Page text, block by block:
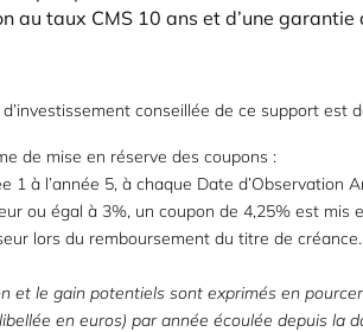
au taux CMS 10 ans et d’une
conseillée de ce support est
de mise en réserve des coupons :
1 à l’année 5, à chaque Date d’Observation
ou égal à 3%, un coupon de 4,25% est mis
lors du remboursement du titre de créance.
et le gain potentiels sont exprimés en
en euros) par année écoulée depuis la